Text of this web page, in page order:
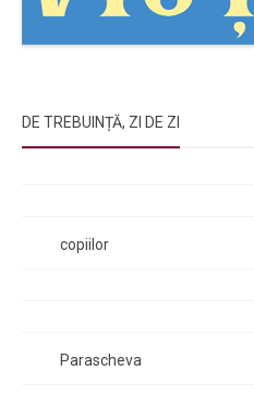
DE TREBUINȚĂ, ZI DE ZI
copiilor
Parascheva